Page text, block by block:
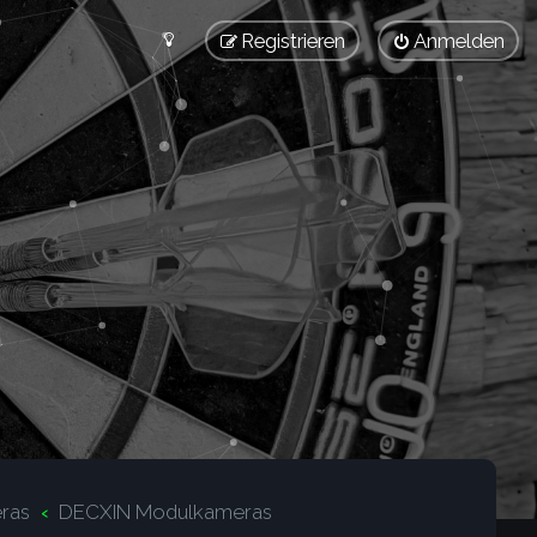
Anmelden
Registrieren
DECXIN Modulkameras